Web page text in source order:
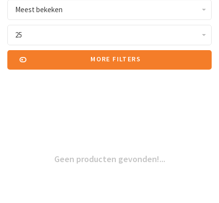
Meest bekeken
25
MORE FILTERS
Geen producten gevonden!...